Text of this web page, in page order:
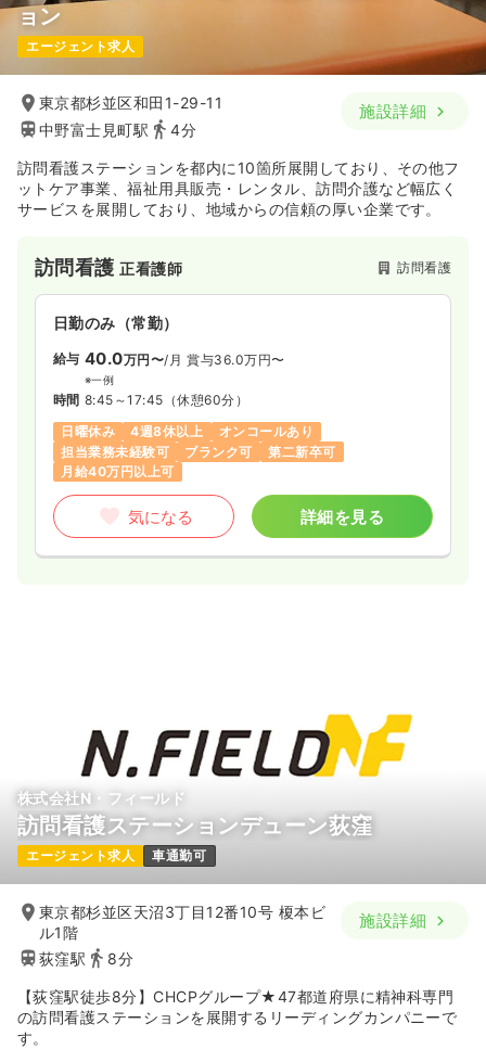
ョン
エージェント求人
東京都杉並区和田1-29-11
中野富士見町駅
4分
施設詳細
訪問看護ステーションを都内に10箇所展開しており、その他フ
ットケア事業、福祉用具販売・レンタル、訪問介護など幅広く
サービスを展開しており、地域からの信頼の厚い企業です。
訪問看護正看護師 訪問看護
日勤のみ（常勤）
給与 40.0万円〜/月 賞与36.0万円〜
※一例
時間 8:45～17:45 （休憩60分）
日曜休み
4週8休以上
オンコールあり
担当業務未経験可
ブランク可
第二新卒可
月給40万円以上可
気になる 詳細を見る
株式会社N・フィールド
訪問看護ステーションデューン荻窪
エージェント求人 車通勤可
東京都杉並区天沼3丁目12番10号 榎本ビ
ル1階
荻窪駅
8分
施設詳細
【荻窪駅徒歩8分】CHCPグループ★47都道府県に精神科専門
の訪問看護ステーションを展開するリーディングカンパニーで
す。